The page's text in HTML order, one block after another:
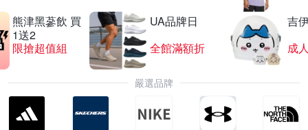
熊津黑蔘飲 買
1送2
限搶超值組
UA品牌日
全館滿額折
吉
嚴選品牌